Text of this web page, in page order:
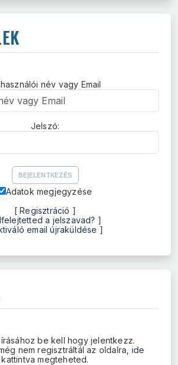
név vagy Email
Felhasználói név vagy Email
Jelszó:
Jelszó
Adatok megjegyzése
[Regisztráció ]
a jelszavad? ]
email újraküldése ]
be kell hogy jelentkezz.
nem regisztráltál az oldalra, ide
kattintva megteheted.